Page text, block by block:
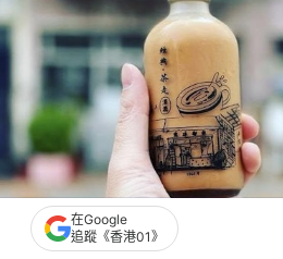
在Google
追蹤《香港01》